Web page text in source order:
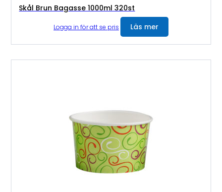
Skål Brun Bagasse 1000ml 320st
Logga in för att se pris Läs mer